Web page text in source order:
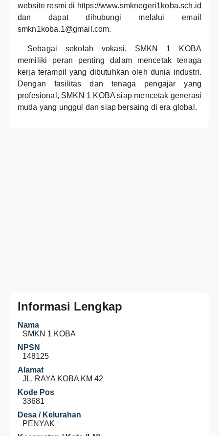
website resmi di https://www.smknegeri1koba.sch.id
dan dapat dihubungi melalui email
smkn1koba.1@gmail.com.
Sebagai sekolah vokasi, SMKN 1 KOBA
memiliki peran penting dalam mencetak tenaga
kerja terampil yang dibutuhkan oleh dunia industri.
Dengan fasilitas dan tenaga pengajar yang
profesional, SMKN 1 KOBA siap mencetak generasi
muda yang unggul dan siap bersaing di era global.
Informasi Lengkap
Nama
SMKN 1 KOBA
NPSN
148125
Alamat
JL. RAYA KOBA KM 42
Kode Pos
33681
Desa / Kelurahan
PENYAK